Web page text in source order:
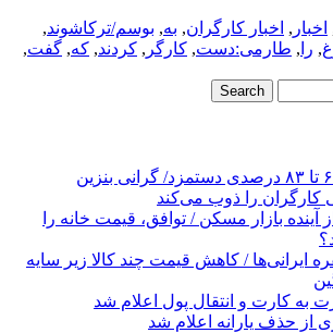
اخبار , اخبار کارگران, به, بوسم/ترکاشوند,
, را , طارمی:دست, کارگر , کردند, که, گفت,
عقب‌ماندگی ۶۸ تا ۸۳ درصدی دستمزد/ گرانی بنزین
کارگران را ذوب می‌کند
آینده بازار مسکن / توافق، قیمت خانه را
ایرانی‌ها / کاهش قیمت چند کالا زیر سایه
به کارت و انتقال پول اعلام شد
از حذف یارانه اعلام شد